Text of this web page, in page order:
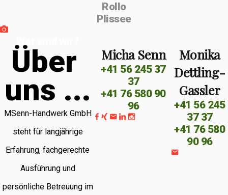
Rollo
Plissee
Über
uns ...
MSenn-Handwerk GmbH
steht für langjährige
Erfahrung, fachgerechte
Ausführung und
persönliche Betreuung im
Micha Senn
+41 56 245 37
37
+41 76 580 90
96
Monika
Dettling-
Gassler
+41 56 245
37 37
+41 76 580
90 96